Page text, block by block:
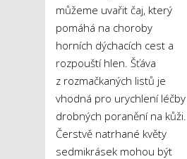
můžeme uvařit čaj, který
pomáhá na choroby
horních dýchacích cest a
rozpouští hlen. Šťáva
z rozmačkaných listů je
vhodná pro urychlení léčby
drobných poranění na kůži.
Čerstvě natrhané květy
sedmikrásek mohou být